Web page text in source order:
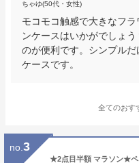
ちゃゆ(50代・女性)
モコモコ触感で大きなフ
ンケースはいかがでしょ
のが便利です。シンプル
ケースです。
全てのおす
no. 3